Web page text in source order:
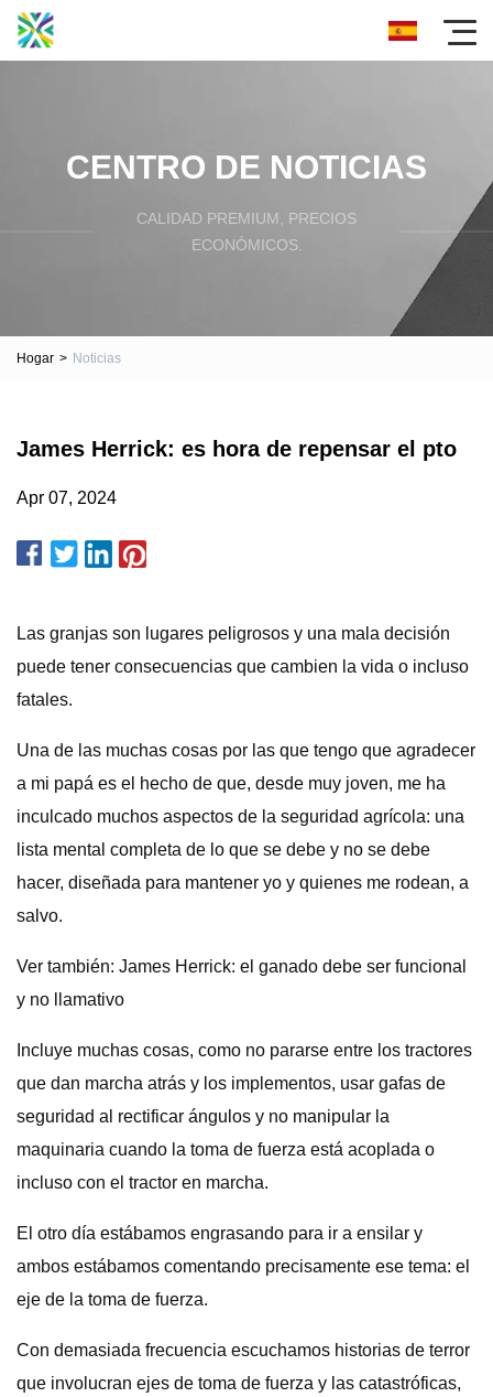
CENTRO DE NOTICIAS
CALIDAD PREMIUM, PRECIOS
ECONÓMICOS.
Hogar > Noticias
James Herrick: es hora de repensar el pto
Apr 07, 2024
Las granjas son lugares peligrosos y una mala decisión
puede tener consecuencias que cambien la vida o incluso
fatales.
Una de las muchas cosas por las que tengo que agradecer
a mi papá es el hecho de que, desde muy joven, me ha
inculcado muchos aspectos de la seguridad agrícola: una
lista mental completa de lo que se debe y no se debe
hacer, diseñada para mantener yo y quienes me rodean, a
salvo.
Ver también: James Herrick: el ganado debe ser funcional
y no llamativo
Incluye muchas cosas, como no pararse entre los tractores
que dan marcha atrás y los implementos, usar gafas de
seguridad al rectificar ángulos y no manipular la
maquinaria cuando la toma de fuerza está acoplada o
incluso con el tractor en marcha.
El otro día estábamos engrasando para ir a ensilar y
ambos estábamos comentando precisamente ese tema: el
eje de la toma de fuerza.
Con demasiada frecuencia escuchamos historias de terror
que involucran ejes de toma de fuerza y ​​las catastróficas,